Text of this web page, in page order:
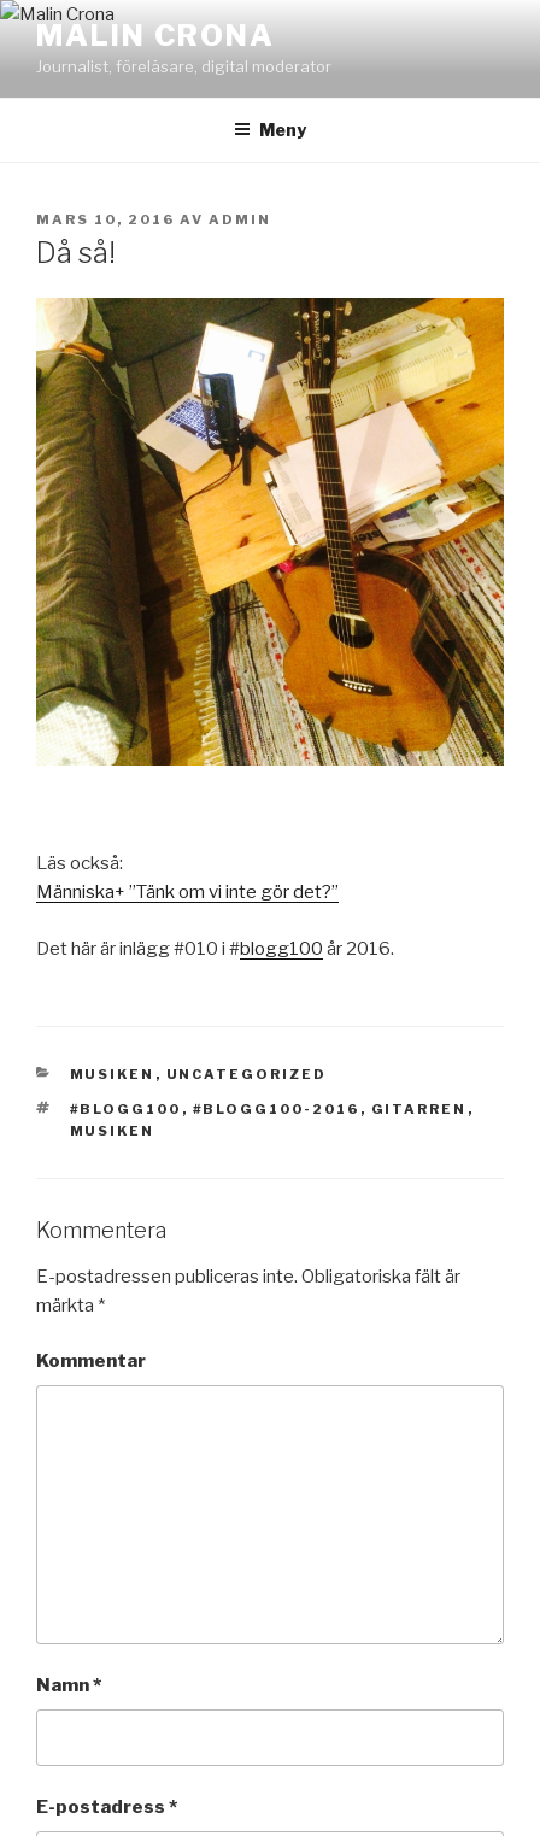
Hoppa
innehåll
MALIN CRONA
Journalist, föreläsare, digital moderator
Meny
PUBLICERAT
MARS 10, 2016 AV ADMIN
Då så!
Läs också:
Människa+ ”Tänk om vi inte gör det?”
Det här är inlägg #010 i #blogg100 år 2016.
KATEGORIER
MUSIKEN , UNCATEGORIZED
TAGGAR
#BLOGG100 , #BLOGG100-2016 , GITARREN ,
MUSIKEN
Kommentera
E-postadressen publiceras inte. Obligatoriska fält är
märkta *
Kommentar
Namn*
E-postadress *